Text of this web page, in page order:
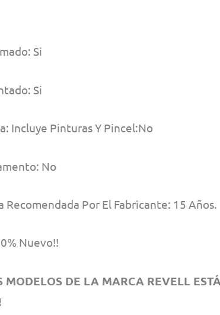
Si
Si
Incluye Pinturas Y Pincel:No
No
Recomendada Por El Fabricante: 15 Años.
Nuevo!!
MODELOS DE LA MARCA REVELL